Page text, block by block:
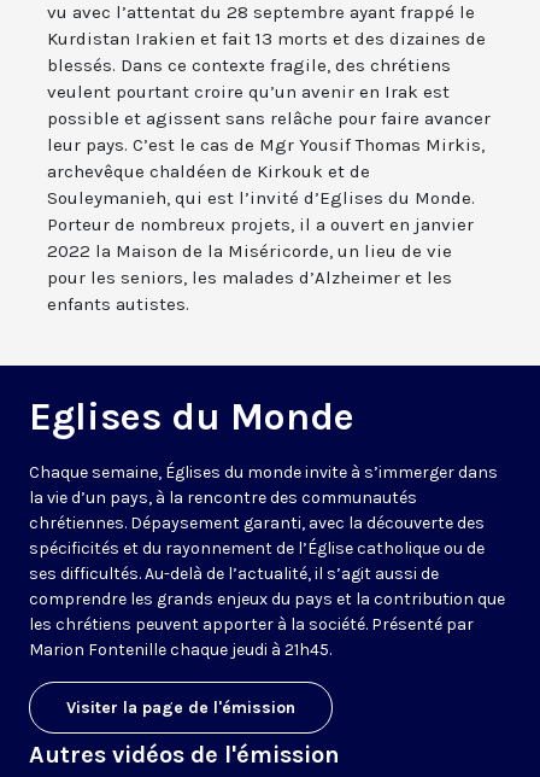
vu avec l’attentat du 28 septembre ayant frappé le
Kurdistan Irakien et fait 13 morts et des dizaines de
blessés. Dans ce contexte fragile, des chrétiens
veulent pourtant croire qu’un avenir en Irak est
possible et agissent sans relâche pour faire avancer
leur pays. C’est le cas de Mgr Yousif Thomas Mirkis,
archevêque chaldéen de Kirkouk et de
Souleymanieh, qui est l’invité d’Eglises du Monde.
Porteur de nombreux projets, il a ouvert en janvier
2022 la Maison de la Miséricorde, un lieu de vie
pour les seniors, les malades d’Alzheimer et les
enfants autistes.
Eglises du Monde
Chaque semaine, Églises du monde invite à s’immerger dans
la vie d’un pays, à la rencontre des communautés
chrétiennes. Dépaysement garanti, avec la découverte des
spécificités et du rayonnement de l’Église catholique ou de
ses difficultés. Au-delà de l’actualité, il s’agit aussi de
comprendre les grands enjeux du pays et la contribution que
les chrétiens peuvent apporter à la société. Présenté par
Marion Fontenille chaque jeudi à 21h45.
Visiter la page de l'émission
Autres vidéos de l'émission